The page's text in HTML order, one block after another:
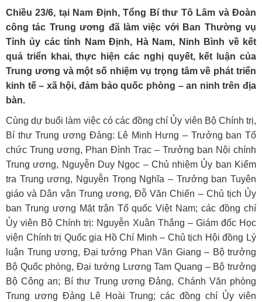
Chiều 23/6, tại Nam Định, Tổng Bí thư Tô Lâm và Đoàn
công tác Trung ương đã làm việc với Ban Thường vụ
Tỉnh ủy các tỉnh Nam Định, Hà Nam, Ninh Bình về kết
quả triển khai, thực hiện các nghị quyết, kết luận của
Trung ương và một số nhiệm vụ trọng tâm về phát triển
kinh tế – xã hội, đảm bảo quốc phòng – an ninh trên địa
bàn.
Cùng dự buổi làm việc có các đồng chí Ủy viên Bộ Chính trị,
Bí thư Trung ương Đảng: Lê Minh Hưng – Trưởng ban Tổ
chức Trung ương, Phan Đình Trạc – Trưởng ban Nội chính
Trung ương, Nguyễn Duy Ngọc – Chủ nhiệm Ủy ban Kiểm
tra Trung ương, Nguyễn Trọng Nghĩa – Trưởng ban Tuyên
giáo và Dân vận Trung ương, Đỗ Văn Chiến – Chủ tịch Ủy
ban Trung ương Mặt trận Tổ quốc Việt Nam; các đồng chí
Ủy viên Bộ Chính trị: Nguyễn Xuân Thắng – Giám đốc Học
viện Chính trị Quốc gia Hồ Chí Minh – Chủ tịch Hội đồng Lý
luận Trung ương, Đại tướng Phan Văn Giang – Bộ trưởng
Bộ Quốc phòng, Đại tướng Lương Tam Quang – Bộ trưởng
Bộ Công an; Bí thư Trung ương Đảng, Chánh Văn phòng
Trung ương Đảng Lê Hoài Trung; các đồng chí Ủy viên